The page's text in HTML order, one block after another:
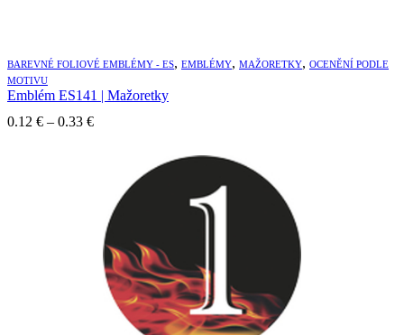
BAREVNÉ FOLIOVÉ EMBLÉMY - ES, EMBLÉMY, MAŽORETKY, OCENĚNÍ PODLE
MOTIVU
Emblém ES141 | Mažoretky
0.12 € – 0.33 €Price
0.33 €